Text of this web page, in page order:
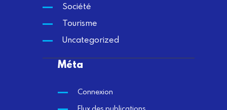
Société
Tourisme
Uncategorized
Méta
Connexion